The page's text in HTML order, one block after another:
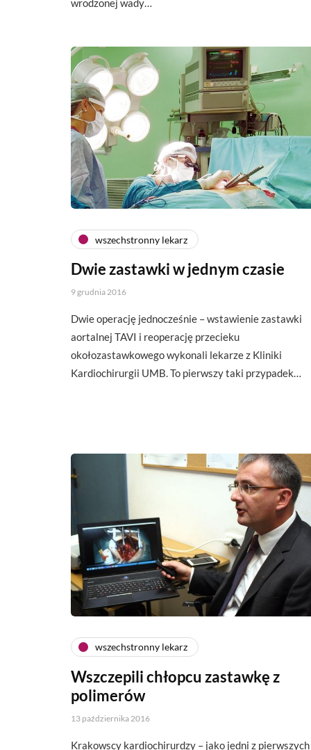
wszechstronny lekarz
Dwie zastawki w jednym czasie
9 grudnia 2016
Dwie operację jednocześnie – wstawienie zastawki
aortalnej TAVI i reoperację przecieku
okołozastawkowego wykonali lekarze z Kliniki
Kardiochirurgii UMB. To pierwszy taki przypadek…
wszechstronny lekarz
Wszczepili chłopcu zastawkę z
polimerów
13 października 2016
Krakowscy kardiochirurdzy – jako jedni z pierwszych